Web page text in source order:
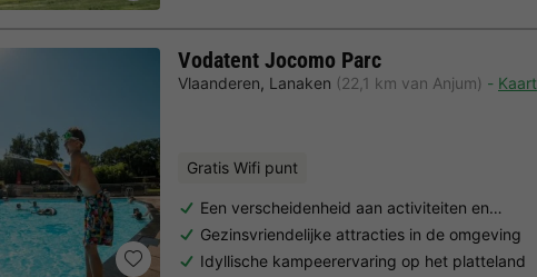
Vodatent Jocomo Parc
Vlaanderen, Lanaken (22,1 km van Anjum) Kaart
Gratis Wifi punt
Een verscheidenheid aan activiteiten en…
Gezinsvriendelijke attracties in de omgeving
Idyllische kampeerervaring op het platteland